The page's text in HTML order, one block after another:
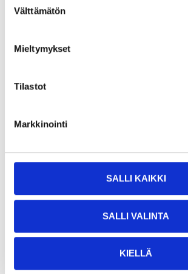
valinta
Välttämätön
Mieltymykset
Tilastot
Markkinointi
SALLI KAIKKI
SALLI VALINTA
KIELLÄ
Köp & Hämta i ditt varuhus inom 2
Andra kunder